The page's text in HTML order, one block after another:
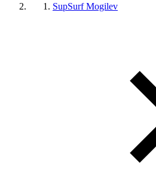
SupSurf Mogilev